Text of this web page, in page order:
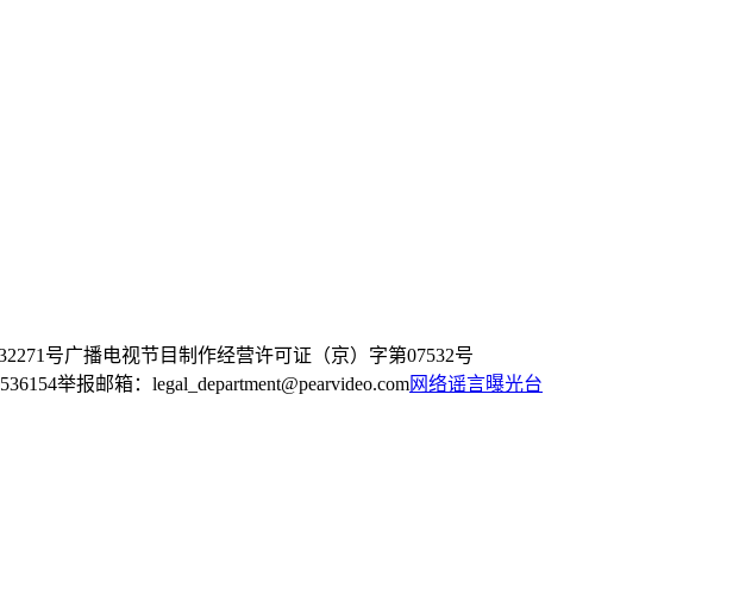
号广播电视节目制作经营许可证（京）字第07532号
举报邮箱：legal_department@pearvideo.com网络谣言曝光台